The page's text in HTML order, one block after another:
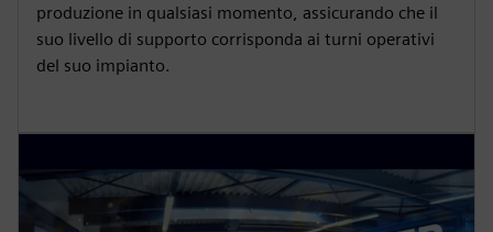
produzione in qualsiasi momento, assicurando che il
suo livello di supporto corrisponda ai turni operativi
del suo impianto.